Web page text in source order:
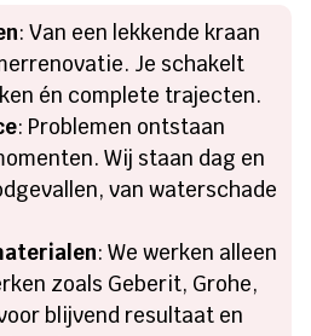
: Van een lekkende kraan
Je schakelt
én complete trajecten.
: Problemen ontstaan
Wij staan dag en
van waterschade
: We werken alleen
zoals Geberit, Grohe,
blijvend resultaat en